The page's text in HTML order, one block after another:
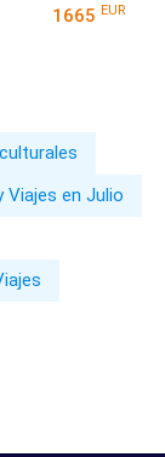
1665 EUR
Viajes en Julio